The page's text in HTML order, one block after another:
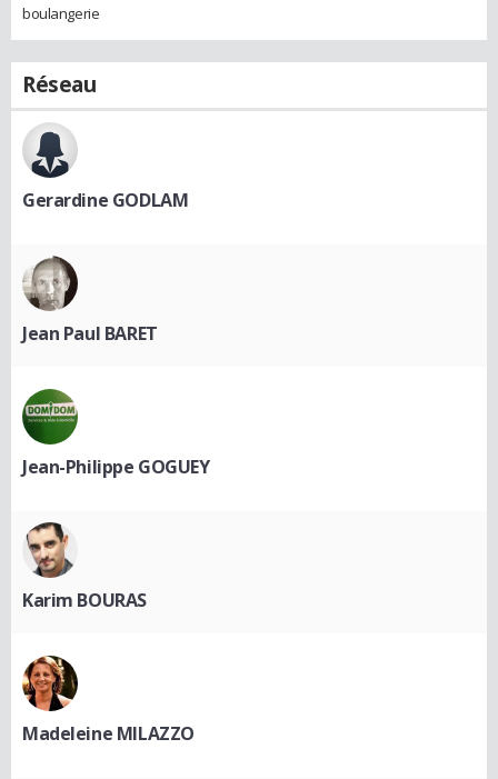
boulangerie
Réseau
Gerardine GODLAM
Jean Paul BARET
Jean-Philippe GOGUEY
Karim BOURAS
Madeleine MILAZZO